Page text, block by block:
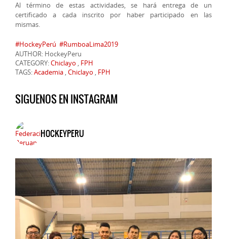
Al término de estas actividades, se hará entrega de un
certificado a cada inscrito por haber participado en las
mismas.
#HockeyPerú #RumboaLima2019
AUTHOR: HockeyPeru
CATEGORY:Chiclayo , FPH
TAGS:Academia ,Chiclayo , FPH
SIGUENOS EN INSTAGRAM
HOCKEYPERU